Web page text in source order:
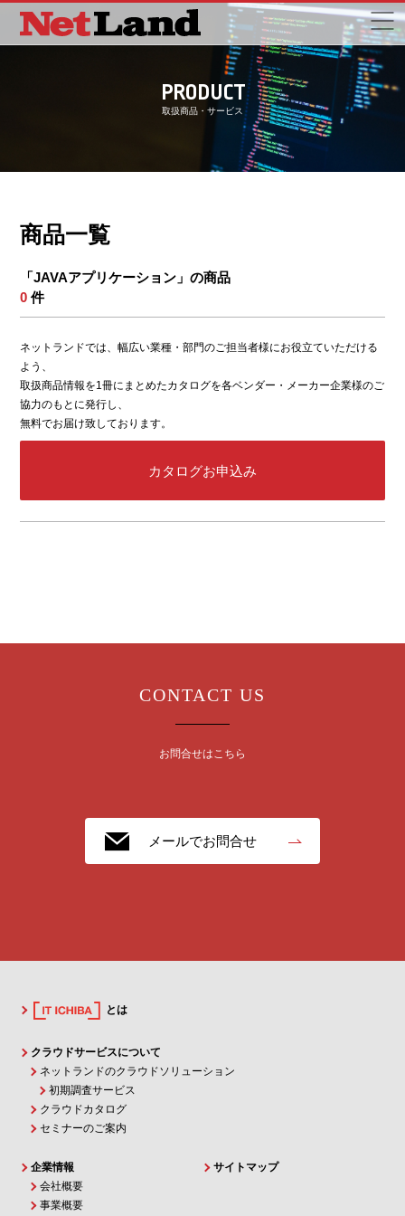
PRODUCT
取扱商品・サービス
商品一覧
「JAVAアプリケーション」の商品
0 件
ネットランドでは、幅広い業種・部門のご担当者様にお役立ていただける
よう、
取扱商品情報を1冊にまとめたカタログを各ベンダー・メーカー企業様のご
協力のもとに発行し、
無料でお届け致しております。
カタログお申込み
CONTACT US
お問合せはこちら
メールでお問合せ
とは
クラウドサービスについて
ネットランドのクラウドソリューション
初期調査サービス
クラウドカタログ
セミナーのご案内
企業情報
会社概要
事業概要
サイトマップ